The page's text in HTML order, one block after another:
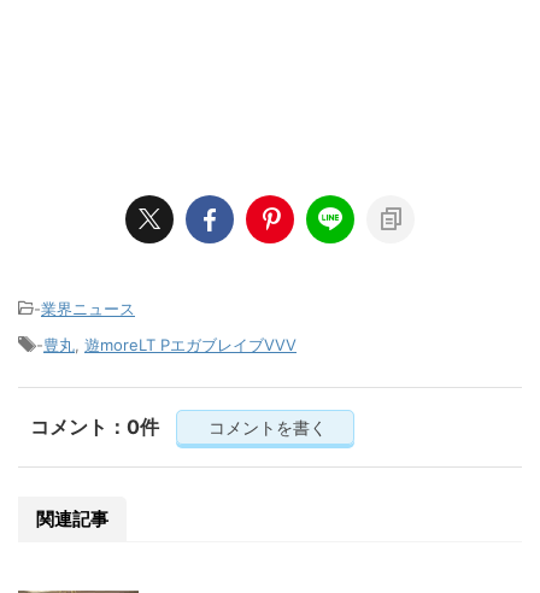
-業界ニュース
-豊丸 遊moreLT PエガブレイブVVV
コメント：0件 コメントを書く
関連記事